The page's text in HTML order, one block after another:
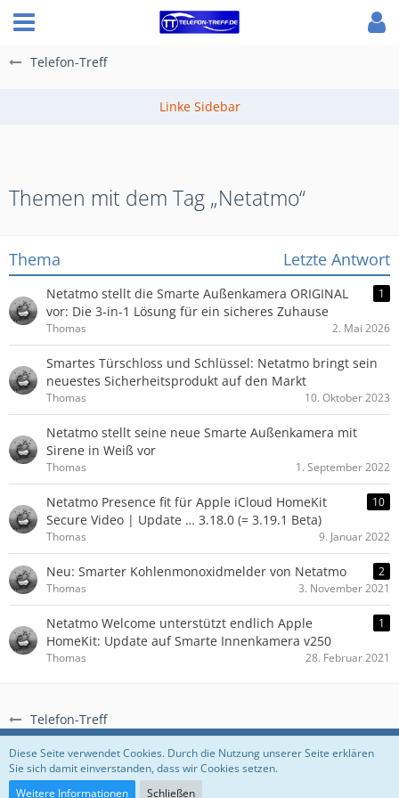
Telefon-Treff
Telefon-Treff
Themen mit dem Tag „Netatmo“
Thema Letzte Antwort
Netatmo stellt die Smarte Außenkamera ORIGINAL
vor: Die 3-in-1 Lösung für ein sicheres Zuhause
1
Thomas 2. Mai 2026
Smartes Türschloss und Schlüssel: Netatmo bringt sein
neuestes Sicherheitsprodukt auf den Markt
Thomas 10. Oktober 2023
Netatmo stellt seine neue Smarte Außenkamera mit
Sirene in Weiß vor
Thomas 1. September 2022
Netatmo Presence fit für Apple iCloud HomeKit
Secure Video | Update … 3.18.0 (= 3.19.1 Beta)
10
Thomas 9. Januar 2022
Neu: Smarter Kohlenmonoxidmelder von Netatmo
2
Thomas
3. November 2021
Netatmo Welcome unterstützt endlich Apple
HomeKit: Update auf Smarte Innenkamera v250
1
Thomas 28. Februar 2021
Regeln Datenschutzerklärung Impressum
Community-Software:
Diese Seite verwendet Cookies. Durch die Nutzung unserer Seite erklären
Sie sich damit einverstanden, dass wir Cookies setzen.
Weitere Informationen
Schließen